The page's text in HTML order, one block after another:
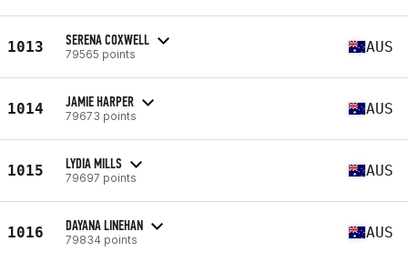
1013 SERENA COXWELL
79565 points AUS
1014 JAMIE HARPER
79673 points AUS
1015 LYDIA MILLS
79697 points AUS
1016 DAYANA LINEHAN
79834 points AUS